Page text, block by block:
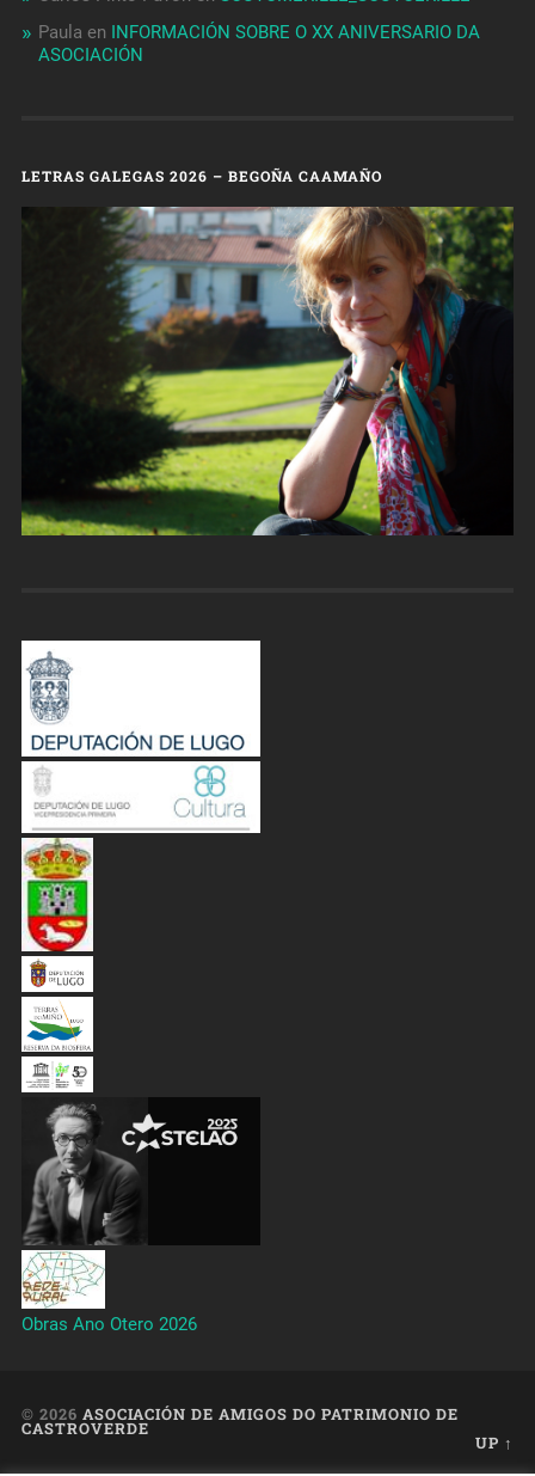
Paula en INFORMACIÓN SOBRE O XX ANIVERSARIO DA
ASOCIACIÓN
LETRAS GALEGAS 2026 – BEGOÑA CAAMAÑO
Obras Ano Otero 2026
© 2026 ASOCIACIÓN DE AMIGOS DO PATRIMONIO DE
CASTROVERDE
UP ↑